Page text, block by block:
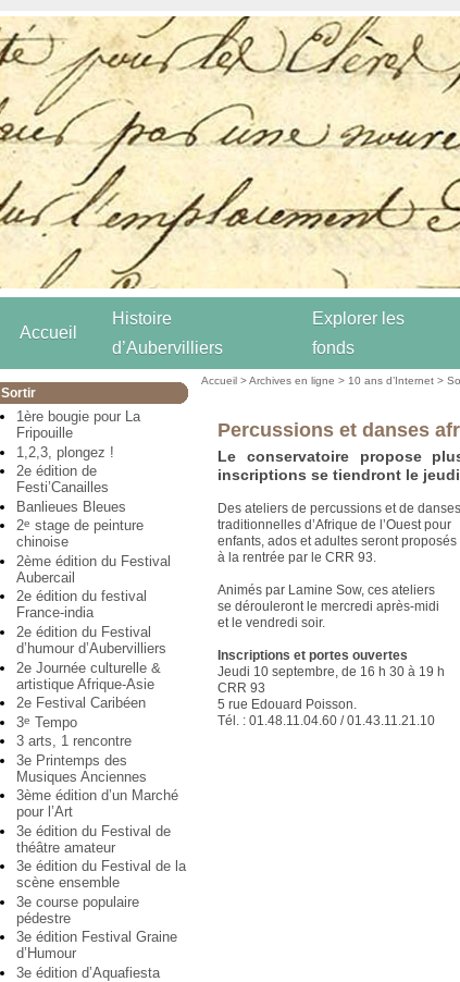
Accueil
Histoire
d’Aubervilliers
Explorer les
fonds
Sortir
1ère bougie pour La
Fripouille
1,2,3, plongez !
2e édition de
Festi’Canailles
Banlieues Bleues
2e stage de peinture
chinoise
2ème édition du Festival
Aubercail
2e édition du festival
France-india
2e édition du Festival
d’humour d’Aubervilliers
2e Journée culturelle &
artistique Afrique-Asie
2e Festival Caribéen
3e Tempo
3 arts, 1 rencontre
3e Printemps des
Musiques Anciennes
3ème édition d’un Marché
pour l’Art
3e édition du Festival de
théâtre amateur
3e édition du Festival de la
scène ensemble
3e course populaire
pédestre
3e édition Festival Graine
d’Humour
3e édition d’Aquafiesta
Accueil >Archives en ligne > 10 ans d’Internet >
Percussions et danses
Le conservatoire propose
inscriptions se tiendront le jeudi
Des ateliers de percussions et de danses
traditionnelles d’Afrique de l’Ouest pour
enfants, ados et adultes seront proposés
à la rentrée par le CRR 93.
Animés par Lamine Sow, ces ateliers
se dérouleront le mercredi après-midi
et le vendredi soir.
Inscriptions et portes ouvertes
Jeudi 10 septembre, de 16 h 30 à 19 h
CRR 93
5 rue Edouard Poisson.
Tél. : 01.48.11.04.60 / 01.43.11.21.10